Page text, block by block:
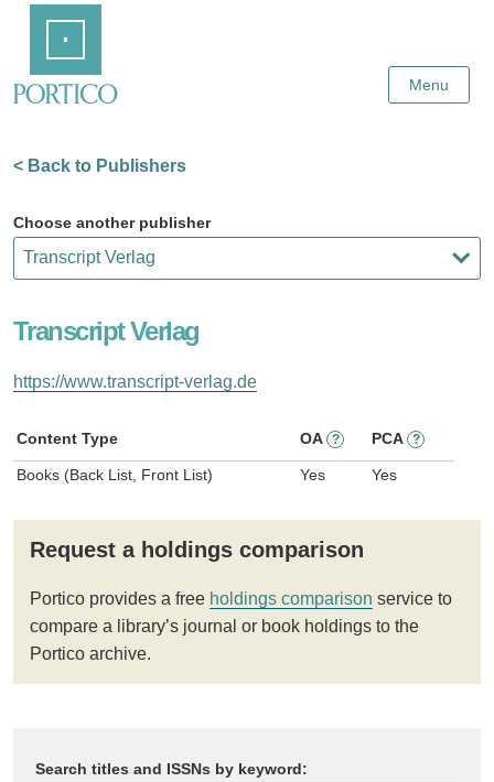
Content
Menu
< Back to Publishers
Choose another publisher
Transcript Verlag
https://www.transcript-verlag.de
Content Type OA ? PCA ?
Books (Back List, Front List) Yes Yes
Request a holdings comparison
Portico provides a free holdings comparison service to
compare a library’s journal or book holdings to the
Portico archive.
Search titles and ISSNs by keyword: